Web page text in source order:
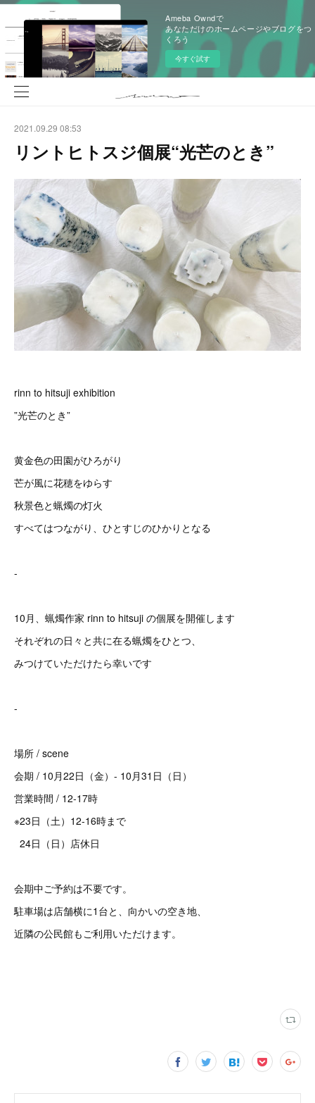
Ameba Owndで
あなただけのホームページやブログをつ
くろう
今すぐ試す
2021.09.29 08:53
リントヒトスジ個展“光芒のとき”
rinn to hitsuji exhibition
”光芒のとき”
黄金色の田園がひろがり
芒が風に花穂をゆらす
秋景色と蝋燭の灯火
すべてはつながり、ひとすじのひかりとなる
-
10月、蝋燭作家 rinn to hitsuji の個展を開催します
それぞれの日々と共に在る蝋燭をひとつ、
みつけていただけたら幸いです
-
場所 / scene
会期 / 10月22日（金）- 10月31日（日）
営業時間 / 12-17時
※23日（土）12-16時まで
24日（日）店休日
会期中ご予約は不要です。
駐車場は店舗横に1台と、向かいの空き地、
近隣の公民館もご利用いただけます。